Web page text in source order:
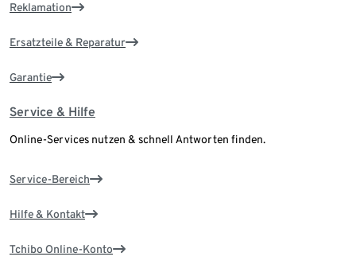
Reklamation
Ersatzteile & Reparatur
Garantie
Service & Hilfe
Online-Services nutzen & schnell Antworten finden.
Service-Bereich
Hilfe & Kontakt
Tchibo Online-Konto